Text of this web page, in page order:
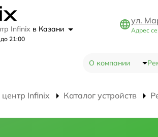
Infinix в Казани
21:00
ул.
Адрес
О компании
Infinix Каталог устройств